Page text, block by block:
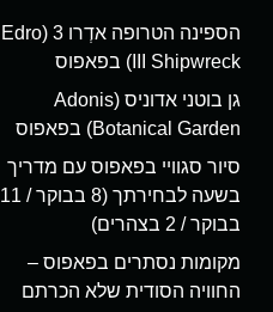
הספינה הטרופה אדְרו 3 (Edro
III Shipwreck) בפאפוס
גן בוטני אדוניס (Adonis
Botanical Garden) בפאפוס
סיור סגוויי בפאפוס עם מדריך
בשעה לבחירתך (8 בבוקר / 11
בבוקר / 2 בצהרים)
מקומות נסתרים בפאפוס –
החוויה הסודית שלא הכרתם